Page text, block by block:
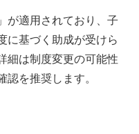
が適用されており、子
に基づく助成が受けら
細は制度変更の可能性
認を推奨します。